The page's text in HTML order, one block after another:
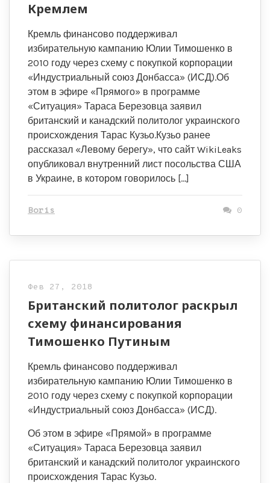
Кремлем
Кремль финансово поддерживал
избирательную кампанию Юлии Тимошенко в
2010 году через схему с покупкой корпорации
«Индустриальный союз Донбасса» (ИСД).Об
этом в эфире «Прямого» в программе
«Ситуация» Тараса Березовца заявил
британский и канадский политолог украинского
происхождения Тарас Кузьо.Кузьо ранее
рассказал «Левому берегу», что сайт WikiLeaks
опубликовал внутренний лист посольства США
в Украине, в котором говорилось […]
Boris 0
Фев 27, 2018
Британский политолог раскрыл
схему финансирования
Тимошенко Путиным
Кремль финансово поддерживал
избирательную кампанию Юлии Тимошенко в
2010 году через схему с покупкой корпорации
«Индустриальный союз Донбасса» (ИСД).
Об этом в эфире «Прямой» в программе
«Ситуация» Тараса Березовца заявил
британский и канадский политолог украинского
происхождения Тарас Кузьо.